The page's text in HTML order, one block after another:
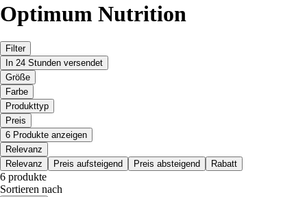
Optimum Nutrition
Filter
In 24 Stunden versendet
Größe
Farbe
Produkttyp
Preis
6 Produkte anzeigen
Relevanz
Relevanz
Preis aufsteigend Preis absteigend Rabatt
6 produkte
Sortieren nach